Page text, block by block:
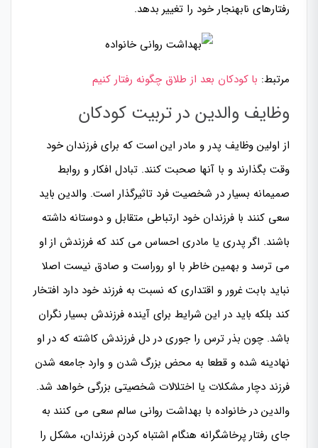
رفتارهای نابهنجار خود را تغییر بدهد.
مرتبط: با کودکان بعد از طلاق چگونه رفتار کنیم
وظایف والدین در تربیت کودکان
از اولین وظایف پدر و مادر این است که برای فرزندان خود
وقت بگذارند و با آنها صحبت کنند. تبادل افکار و روابط
صمیمانه بسیار در شخصیت فرد تاثیرگذار است. والدین باید
سعی کنند با فرزندان خود ارتباطی متقابل و دوستانه داشته
باشند. اگر پدری یا مادری احساس می کند که فرزندش از او
می ترسد و بهمین خاطر با او روراست و صادق نیست اصلا
نباید بابت غرور و اقتداری که نسبت به فرزند خود دارد افتخار
کند بلکه باید در این شرایط برای آینده فرزندش بسیار نگران
باشد. چون بذر ترس را جوری در دل فرزندش کاشته که در او
نهادینه شده و قطعا به محض بزرگ شدن و وارد جامعه شدن
فرزند دچار مشکلات یا اختلالات شخصیتی بزرگی خواهد شد.
والدین در خانواده با بهداشت روانی سالم سعی می کنند به
جای رفتار پرخاشگرانه هنگام اشتباه کردن فرزندان، مشکل را